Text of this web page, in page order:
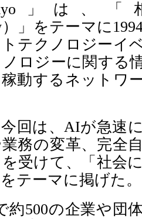
」は、
）」をテーマに
テクノロジーイ
ロジーに関する
動するネットワ
回は、AIが急速
務の変革、完全
受けて、「社会
テーマに掲げた。
約500の企業や団